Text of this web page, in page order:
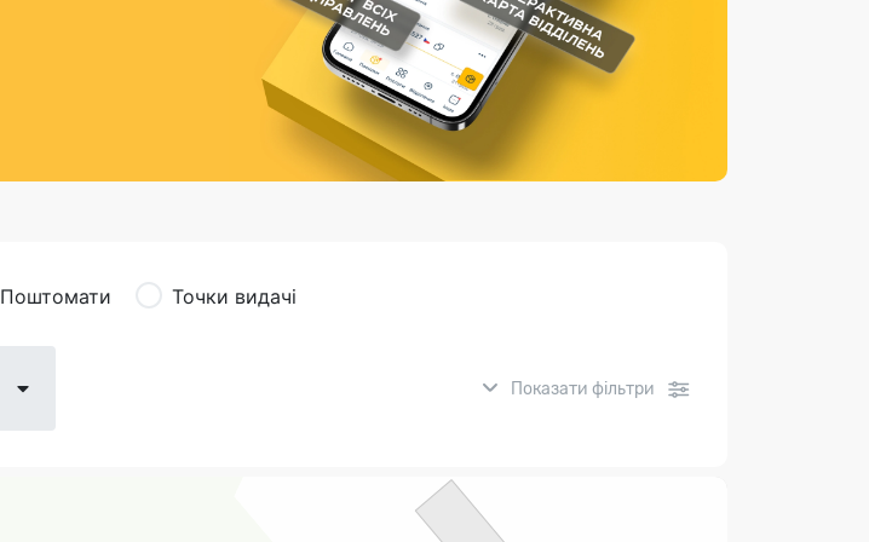
Страхові послуги
Каталог «Укрпошта Маркет»
Поштомати Точки видачі
Показати фільтри
Фінансові послуги: